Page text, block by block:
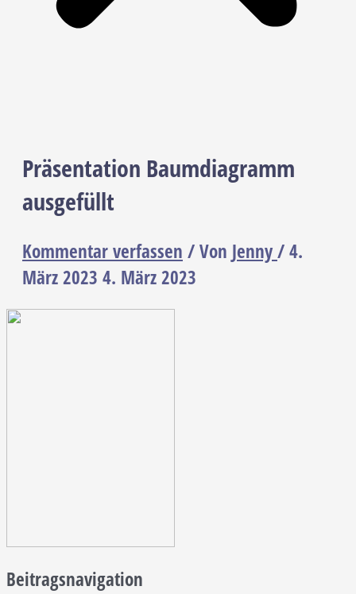
Präsentation Baumdiagramm
ausgefüllt
Kommentar verfassen / Von Jenny/4.
März 2023 4. März 2023
Beitragsnavigation